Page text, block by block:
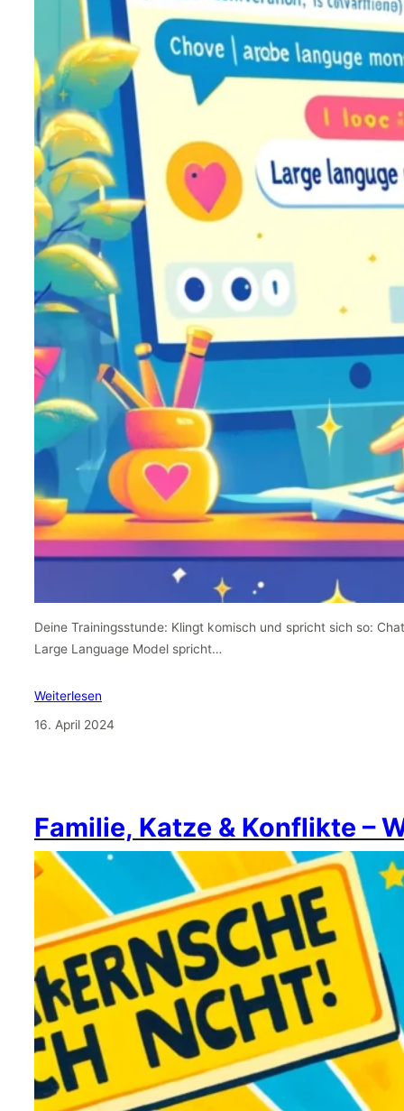
Deine Trainingsstunde: Klingt komisch und spricht sich so:
Large Language Model spricht…
Weiterlesen
16. April 2024
Familie, Katze & Konflikte –